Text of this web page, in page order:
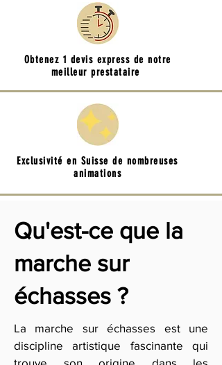
Obtenez 1 devis express de notre
meilleur prestataire
Exclusivité en Suisse de nombreuses
animations
Qu'est-ce que la
marche sur
échasses ?
La marche sur échasses est une
discipline artistique fascinante qui